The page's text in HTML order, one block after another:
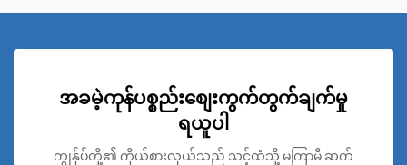
အခမဲ့ကုန်ပစ္စည်းစျေးကွက်တွက်ချက်မှု
ရယူပါ
ကျွန်ုပ်တို့၏ ကိုယ်စားလှယ်သည် သင့်ထံသို့ မကြာမီ ဆက်